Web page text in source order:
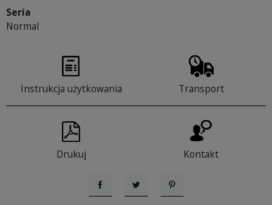
Seria
Normal
Instrukcja użytkowania Transport
Drukuj Kontakt
UdostępnijTweetujPinterest